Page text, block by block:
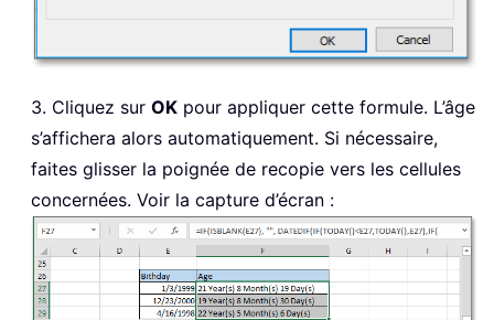
3. Cliquez sur OK pour appliquer cette formule. L’âge
s’affichera alors automatiquement. Si nécessaire,
faites glisser la poignée de recopie vers les cellules
concernées. Voir la capture d’écran :